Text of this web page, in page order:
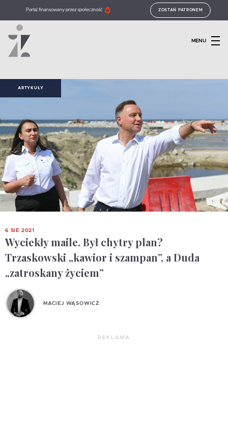
Portal finansowany przez społeczność ZOSTAŃ PATRONEM
MENU
ARTYKUŁY
6 SIE 2021
Wyciekły maile. Był chytry plan?
Trzaskowski „kawior i szampan”, a Duda
„zatroskany życiem”
MACIEJ WĄSOWICZ
REKLAMA